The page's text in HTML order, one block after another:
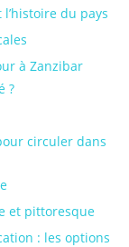
du pays
à Zanzibar
?
circuler dans
et pittoresque
: les options